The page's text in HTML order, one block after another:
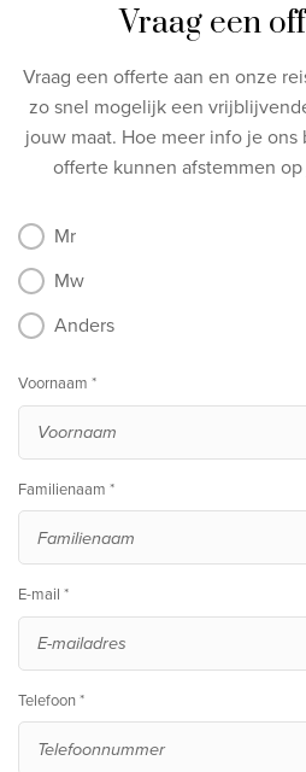
Vraag een
Vraag een offerte aan en onze
zo snel mogelijk een
jouw maat. Hoe meer info je
offerte kunnen afstemmen
Mr
Mw
Anders
Voornaam *
Familienaam *
E-mail *
Telefoon *